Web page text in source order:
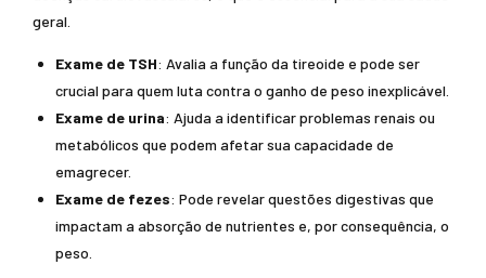
geral.
Exame de TSH: Avalia a função da tireoide e pode ser
crucial para quem luta contra o ganho de peso inexplicável.
Exame de urina: Ajuda a identificar problemas renais ou
metabólicos que podem afetar sua capacidade de
emagrecer.
Exame de fezes: Pode revelar questões digestivas que
impactam a absorção de nutrientes e, por consequência, o
peso.